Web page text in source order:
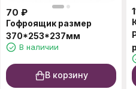
70 ₽
Гофроящик размер
370*253*237мм
В наличии
В корзину